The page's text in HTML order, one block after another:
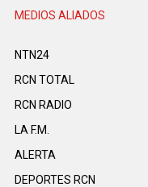
MEDIOS ALIADOS
NTN24
RCN TOTAL
RCN RADIO
LA F.M.
ALERTA
DEPORTES RCN